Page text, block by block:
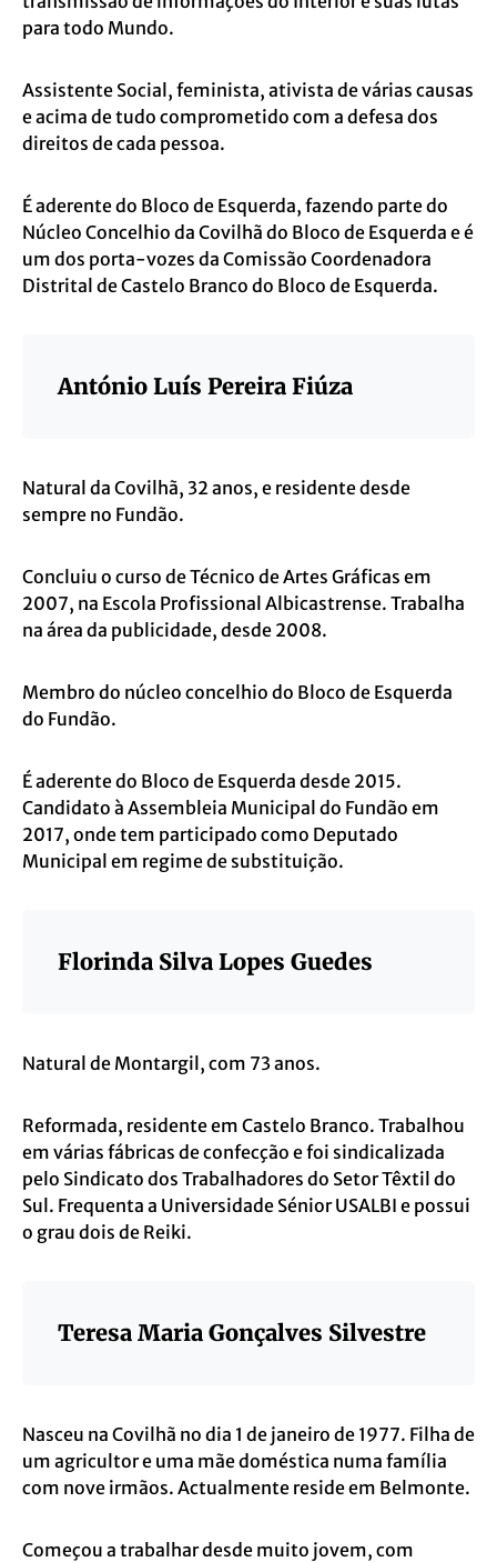
para todo Mundo.
Assistente Social, feminista, ativista de várias causas
e acima de tudo comprometido com a defesa dos
direitos de cada pessoa.
É aderente do Bloco de Esquerda, fazendo parte do
Núcleo Concelhio da Covilhã do Bloco de Esquerda e é
um dos porta-vozes da Comissão Coordenadora
Distrital de Castelo Branco do Bloco de Esquerda.
António Luís Pereira Fiúza
Natural da Covilhã, 32 anos, e residente desde
sempre no Fundão.
Concluiu o curso de Técnico de Artes Gráficas em
2007, na Escola Profissional Albicastrense. Trabalha
na área da publicidade, desde 2008.
Membro do núcleo concelhio do Bloco de Esquerda
do Fundão.
É aderente do Bloco de Esquerda desde 2015.
Candidato à Assembleia Municipal do Fundão em
2017, onde tem participado como Deputado
Municipal em regime de substituição.
Florinda Silva Lopes Guedes
Natural de Montargil, com 73 anos.
Reformada, residente em Castelo Branco. Trabalhou
em várias fábricas de confecção e foi sindicalizada
pelo Sindicato dos Trabalhadores do Setor Têxtil do
Sul. Frequenta a Universidade Sénior USALBI e possui
o grau dois de Reiki.
Teresa Maria Gonçalves Silvestre
Nasceu na Covilhã no dia 1 de janeiro de 1977. Filha de
um agricultor e uma mãe doméstica numa família
com nove irmãos. Actualmente reside em Belmonte.
Começou a trabalhar desde muito jovem, com